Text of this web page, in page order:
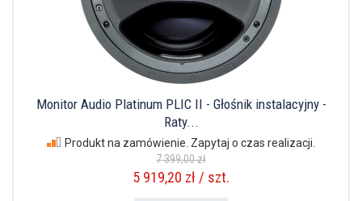
Monitor Audio Platinum PLIC II - Głośnik instalacyjny -
Raty...
Produkt na zamówienie. Zapytaj o czas realizacji.
7 399,00 zł
5 919,20 zł / szt.